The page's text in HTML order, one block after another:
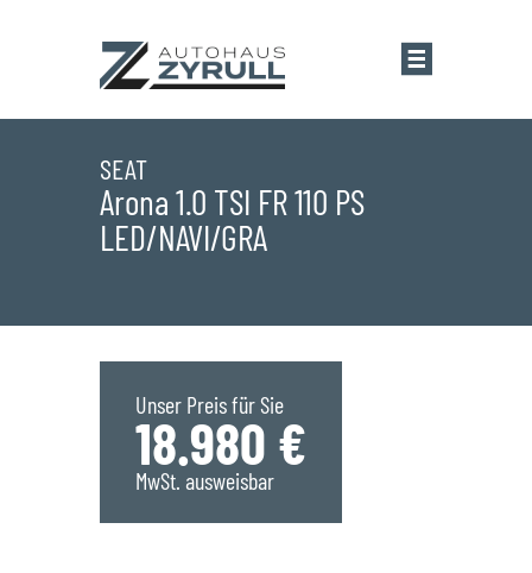
Startseite
Standorte
Saarwellingen
St. Wendel
Marken
Übersicht
Service
SEAT
Arona 1.0 TSI FR 110 PS
LED/NAVI/GRA
Unser Preis für Sie
18.980 €
MwSt. ausweisbar